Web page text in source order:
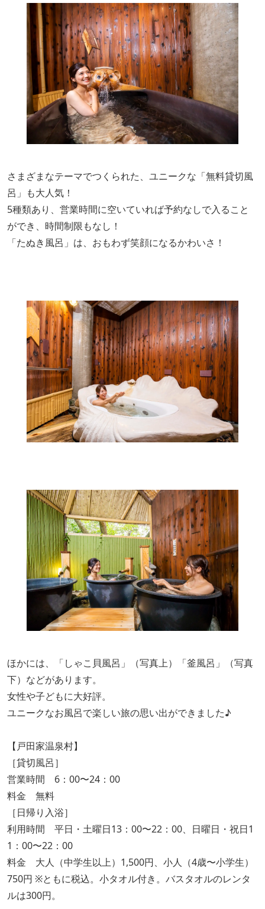
さまざまなテーマでつくられた、ユニークな「無料貸切風
呂」も大人気！
5種類あり、営業時間に空いていれば予約なしで入ること
ができ、時間制限もなし！
「たぬき風呂」は、おもわず笑顔になるかわいさ！
ほかには、「しゃこ貝風呂」（写真上）「釜風呂」（写真
下）などがあります。
女性や子どもに大好評。
ユニークなお風呂で楽しい旅の思い出ができました♪
【戸田家温泉村】
［貸切風呂］
営業時間 6：00〜24：00
料金 無料
［日帰り入浴］
利用時間 平日・土曜日13：00〜22：00、日曜日・祝日1
1：00〜22：00
料金 大人（中学生以上）1,500円、小人（4歳〜小学生）
750円 ※ともに税込。小タオル付き。バスタオルのレンタ
ルは300円。